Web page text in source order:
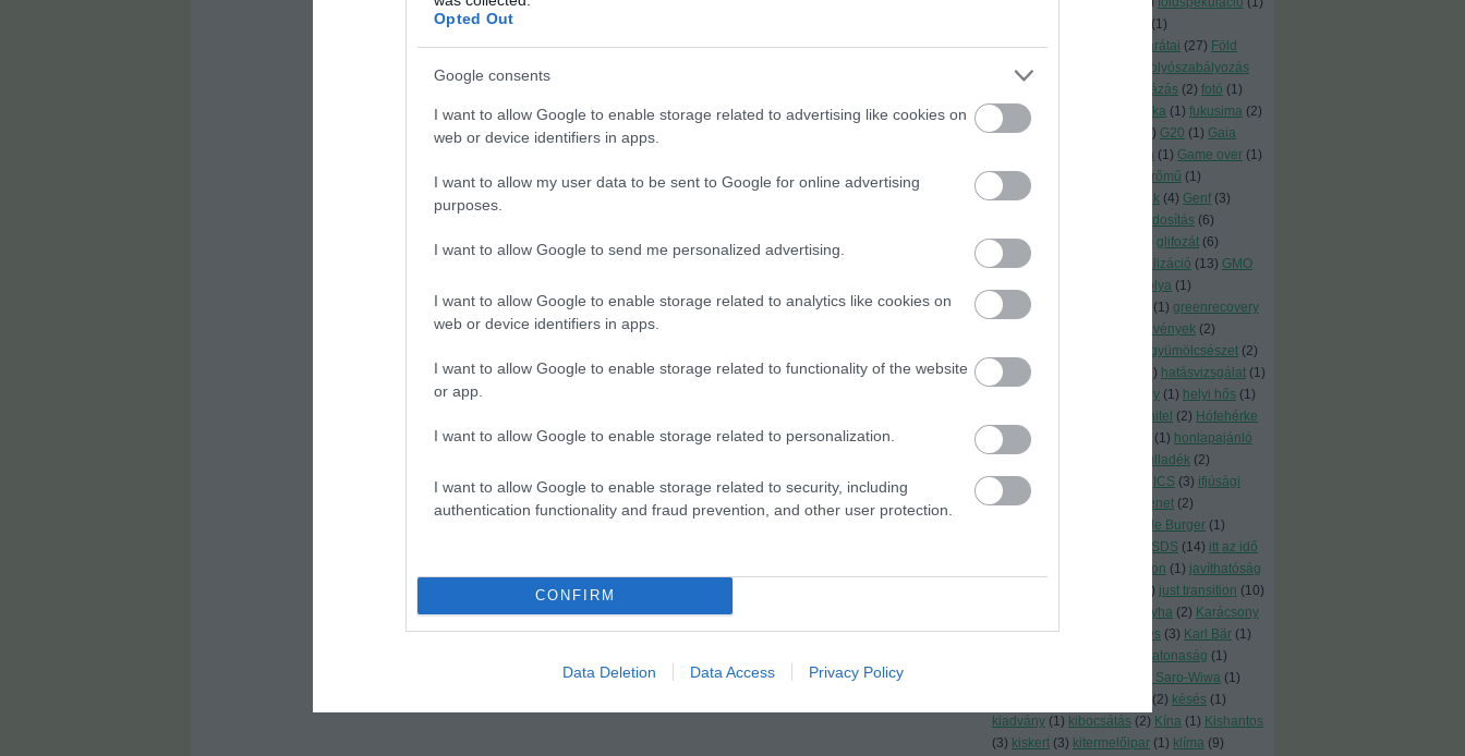
Opted Out
Google consents
I want to allow Google to enable storage related to advertising like cookies on
web or device identifiers in apps.
I want to allow my user data to be sent to Google for online advertising
purposes.
I want to allow Google to send me personalized advertising.
I want to allow Google to enable storage related to analytics like cookies on
web or device identifiers in apps.
I want to allow Google to enable storage related to functionality of the website
or app.
I want to allow Google to enable storage related to personalization.
I want to allow Google to enable storage related to security, including
authentication functionality and fraud prevention, and other user protection.
CONFIRM
Data Deletion Data Access Privacy Policy
(1)
földzsákmánylás
föld barátai (27) Föld
Barátai
folyószabályozás
fosszilisberuházás (2) fotó (1)
friendsoftheearth
Fukuoka (1) fukusima (2)
fűszernövények
) G20 (1) Gaia
GameOn (1) Game over (1)
gáz
(8) gázerőmű (1)
gázkivezetés
gázvezeték (4) Genf (3)
génmódosítás (6)
génpiszka
glifozát (6)
globális akciónap
globalizáció (13) GMO
gólya (1)
gömörszőlős
(1) greenrecovery
gyógynövények (2)
gyümölcsészet (2)
gyümölcsfa
) hatásvizsgálat (1)
hellókarácsony (1) helyi hős (1)
hitel (2) Hófehérke
1 Hollandia (1) honlapajánló
hulladék (2)
hülyeség kora
ICS (3) ifjúsági
program
igazságosátmenet (2)
Impossible Burger (1)
ISDS (14) itt az idő
járulékoshaszon (1) javíthatóság
) just transition (10)
kályha (2) Karácsony
Gergely (1) karbonsemleges (3) Karl Bär (1)
katonaság (1)
Ken Saro-Wiwa (1)
(2) késés (1)
kiadvány (1) kibocsátás (2) Kína (1) Kishantos
(3) kiskert (3) kitermelőipar (1) klíma (9)